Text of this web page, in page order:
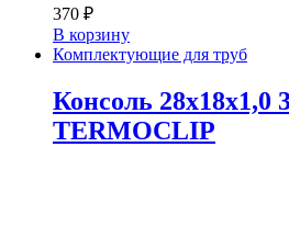
370 ₽
В корзину
Комплектующие для труб
Консоль 28х18х1,0
TERMOCLIP